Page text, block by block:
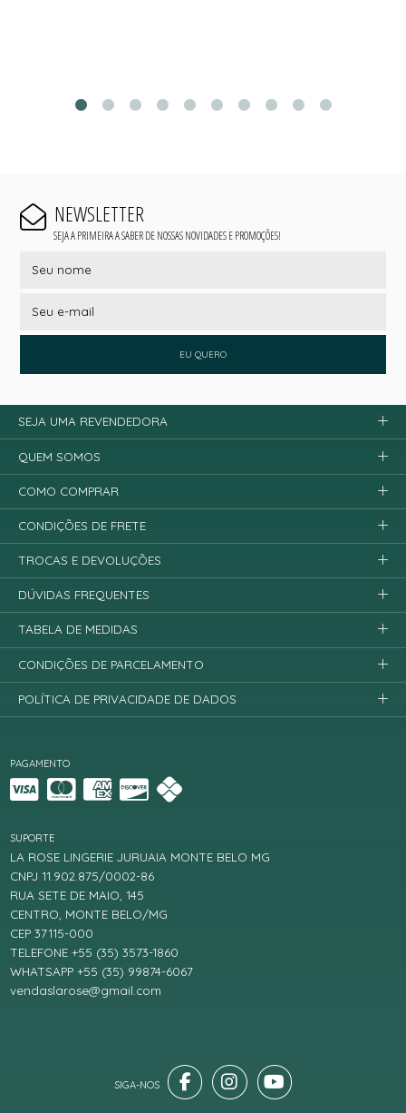
NEWSLETTER
SEJA A PRIMEIRA A SABER DE NOSSAS NOVIDADES E PROMOÇÕES!
EU QUERO
PAGAMENTO
SUPORTE
LA ROSE LINGERIE JURUAIA MONTE BELO MG
CNPJ 11.902.875/0002-86
RUA SETE DE MAIO, 145
CENTRO, MONTE BELO/MG
CEP 37115-000
TELEFONE +55 (35) 3573-1860
WHATSAPP +55 (35) 99874-6067
vendaslarose@gmail.com
SEJA UMA REVENDEDORA
QUEM SOMOS
COMO COMPRAR
CONDIÇÕES DE FRETE
TROCAS E DEVOLUÇÕES
DÚVIDAS FREQUENTES
TABELA DE MEDIDAS
CONDIÇÕES DE PARCELAMENTO
POLÍTICA DE PRIVACIDADE DE DADOS